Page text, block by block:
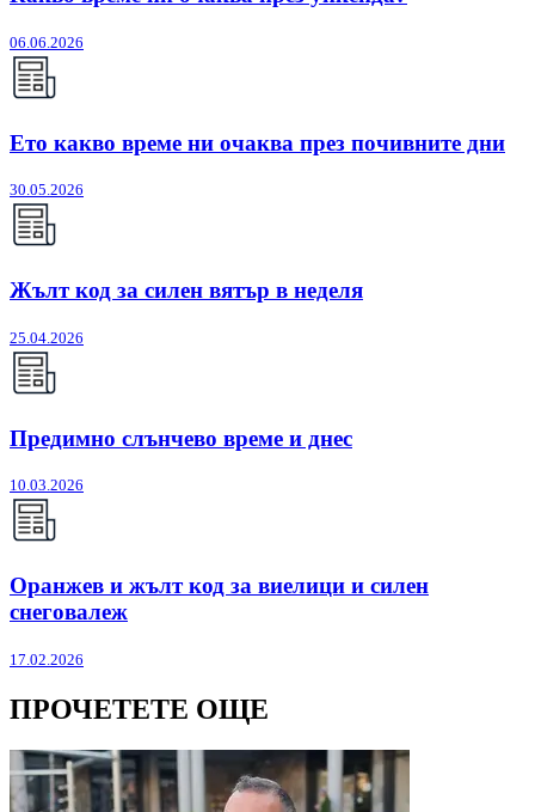
06.06.2026
Ето какво време ни очаква през почивните дни
30.05.2026
Жълт код за силен вятър в неделя
25.04.2026
Предимно слънчево време и днес
10.03.2026
Оранжев и жълт код за виелици и силен
снеговалеж
17.02.2026
ПРОЧЕТЕТЕ ОЩЕ